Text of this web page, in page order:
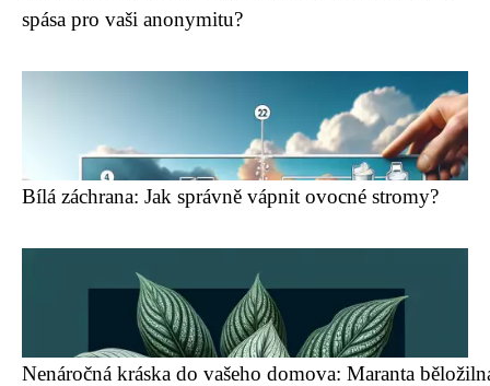
spása pro vaši anonymitu?
Bílá záchrana: Jak správně vápnit ovocné stromy?
Nenáročná kráska do vašeho domova: Maranta